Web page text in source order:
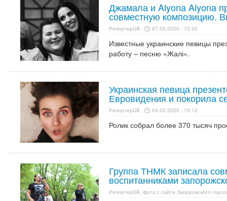
Джамала и Alyona Alyona
совместную композицию.
РепортерUA 07.02.2020 - 12:32
Известные украинские певицы
работу – песню «Жалі».
Украинская певица
Евровидения и покорила
РепортерUA 04.02.2020 - 15:12
Ролик собрал более 370 тысяч
Группа ТНМК записала
воспитанниками
РепортерUA, фото с сайта Запорожского